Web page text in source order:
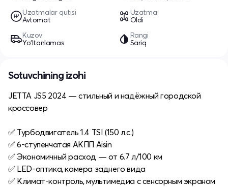
Uzatmalar qutisi
Avtomat
Uzatma
Oldi
Kuzov
Yo‘ltanlamas
Rangi
Sariq
Sotuvchining izohi
JETTA JS5 2024 — стильный и надёжный городской
кроссовер
✅ Турбодвигатель 1.4 TSI (150 л.с.)
✅ 6-ступенчатая АКПП Aisin
✅ Экономичный расход — от 6.7 л/100 км
✅ LED-оптика, камера заднего вида
✅ Климат-контроль, мультимедиа с сенсорным экраном